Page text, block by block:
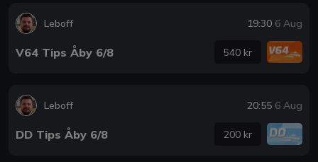
Leboff 19:30 6 Aug
V64 Tips Åby 6/8 540 kr
Leboff 20:55 6 Aug
DD Tips Åby 6/8 200 kr